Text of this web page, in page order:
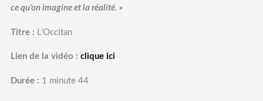
ce qu’on imagine et la réalité. »
Titre : L’Occitan
Lien de la vidéo : clique ici
Durée : 1 minute 44